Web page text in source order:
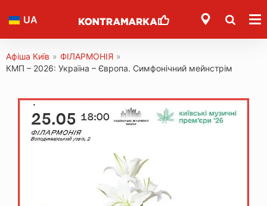
UA
Афіша Київ » ФІЛАРМОНІЯ »
КМП – 2026: Україна – Європа. Симфонічний мейнстрім